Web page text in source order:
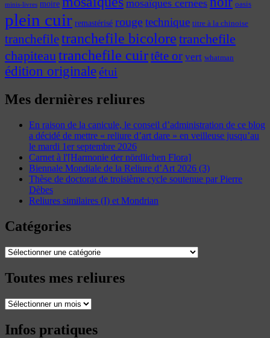
minis-livres moire mosaïques cernées oasis
plein cuir remastérisé rougetechnique titre à la chinoise
tranchefiletranchefile bicolore tranchefile
chapiteautranchefile cuirtête or vert whatman
édition originaleétui
Mes dernières reliures
En raison de la canicule, le conseil d’administration de ce blog
a décidé de mettre « reliure d’art dare » en veilleuse jusqu’au
le mardi 1er septembre 2026
Carnet à l'[Harmonie der nördlichen Flora]
Biennale Mondiale de la Reliure d’Art 2026 (3)
Thèse de doctorat de troisième cycle soutenue par Pierre
Dèbes
Reliures similaires (I) et Mondrian
Catégories
Catégories
Toutes mes reliures
Toutes
reliures
Infos pratiques